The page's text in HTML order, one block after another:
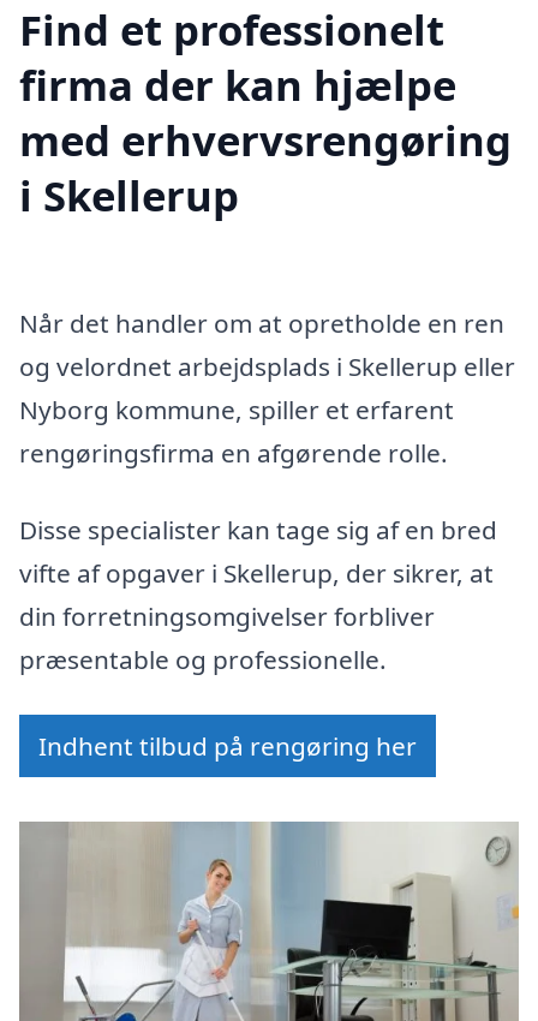
Find et professionelt
firma der kan hjælpe
med erhvervsrengøring
i Skellerup
Når det handler om at opretholde en ren
og velordnet arbejdsplads i Skellerup eller
Nyborg kommune, spiller et erfarent
rengøringsfirma en afgørende rolle.
Disse specialister kan tage sig af en bred
vifte af opgaver i Skellerup, der sikrer, at
din forretningsomgivelser forbliver
præsentable og professionelle.
Indhent tilbud på rengøring her